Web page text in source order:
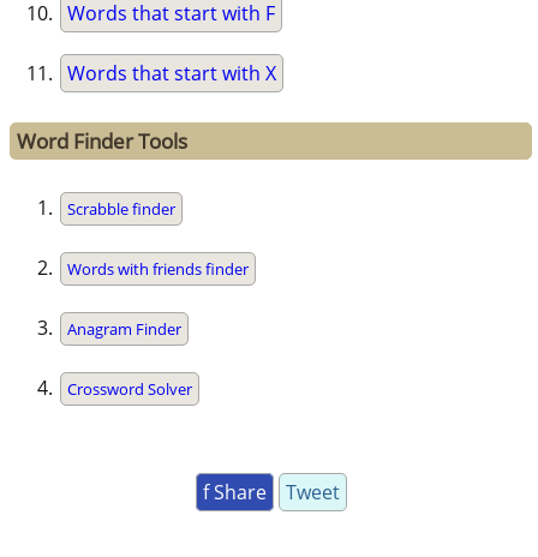
Words that start with F
Words that start with X
Word Finder Tools
Scrabble finder
Words with friends finder
Anagram Finder
Crossword Solver
f Share Tweet